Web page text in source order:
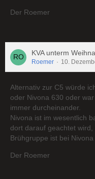
Der Roemer
KVA unterm
Roemer 10.
Alternativ zur C5 würde
oder Nivona 630 oder
immer durcheinander.
Nivona ist im wesentlich
dort darauf geachtet
Brühgruppe ist bei
Der Roemer